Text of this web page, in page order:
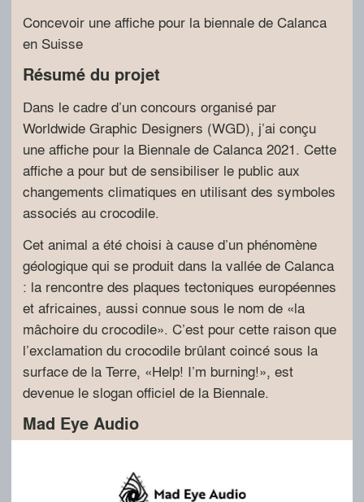
Concevoir une affiche pour la biennale de Calanca
en Suisse
Résumé du projet
Dans le cadre d’un concours organisé par
Worldwide Graphic Designers (WGD), j’ai conçu
une affiche pour la Biennale de Calanca 2021. Cette
affiche a pour but de sensibiliser le public aux
changements climatiques en utilisant des symboles
associés au crocodile.
Cet animal a été choisi à cause d’un phénomène
géologique qui se produit dans la vallée de Calanca
: la rencontre des plaques tectoniques européennes
et africaines, aussi connue sous le nom de «la
mâchoire du crocodile». C’est pour cette raison que
l’exclamation du crocodile brûlant coincé sous la
surface de la Terre, «Help! I’m burning!», est
devenue le slogan officiel de la Biennale.
Mad Eye Audio